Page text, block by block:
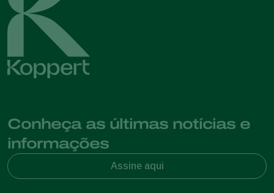
Conheça as últimas notícias e
informações
Assine aqui